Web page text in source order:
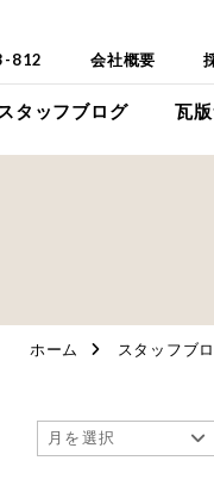
スタッフブログ 瓦
会社概要
812
ホーム スタッフブ